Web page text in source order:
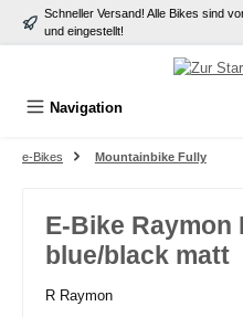
springen
Schneller Versand! Alle Bikes sind
und eingestellt!
Navigation
e-Bikes Mountainbike Fully
E-Bike Raymon
blue/black matt
R Raymon